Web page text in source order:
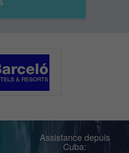
Assistance depuis
Cuba: